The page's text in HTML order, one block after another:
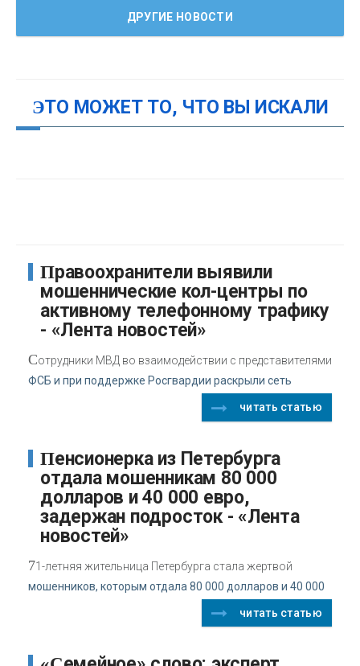
ДРУГИЕ НОВОСТИ
ЭТО МОЖЕТ ТО, ЧТО ВЫ ИСКАЛИ
Правоохранители выявили
мошеннические кол-центры по
активному телефонному трафику
- «Лента новостей»
Сотрудники МВД во взаимодействии с представителями
ФСБ и при поддержке Росгвардии раскрыли сеть
читать статью
Пенсионерка из Петербурга
отдала мошенникам 80 000
долларов и 40 000 евро,
задержан подросток - «Лента
новостей»
71-летняя жительница Петербурга стала жертвой
мошенников, которым отдала 80 000 долларов и 40 000
читать статью